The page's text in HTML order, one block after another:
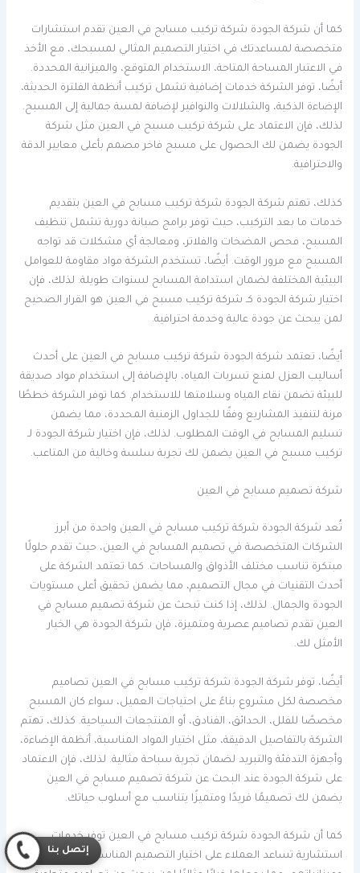
كما أن شركة الجودة شركة تركيب مسابح في العين تقدم استشارات
متخصصة لمساعدتك في اختيار التصميم المثالي لمسبحك، مع الأخذ
في الاعتبار المساحة المتاحة، الاستخدام المتوقع، والميزانية المحددة.
أيضًا، توفر الشركة خدمات إضافية تشمل تركيب أنظمة الفلترة الحديثة،
الإضاءة الذكية، والشلالات والنوافير لإضافة لمسة جمالية إلى المسبح.
لذلك، فإن الاعتماد على شركة تركيب مسبح في العين مثل شركة
الجودة يضمن لك الحصول على مسبح فاخر مصمم بأعلى معايير الدقة
والاحترافية.
كذلك، تهتم شركة الجودة شركة تركيب مسابح في العين بتقديم
خدمات ما بعد التركيب، حيث توفر برامج صيانة دورية تشمل تنظيف
المسبح، فحص المضخات والفلاتر، ومعالجة أي مشكلات قد تواجه
المسبح مع مرور الوقت. أيضًا، تستخدم الشركة مواد مقاومة للعوامل
البيئية المختلفة لضمان استدامة المسابح لسنوات طويلة. لذلك، فإن
اختيار شركة الجودة كـ شركة تركيب مسبح في العين هو القرار الصحيح
لمن يبحث عن جودة عالية وخدمة احترافية.
أيضًا، تعتمد شركة الجودة شركة تركيب مسابح في العين على أحدث
أساليب العزل لمنع تسربات المياه، بالإضافة إلى استخدام مواد صديقة
للبيئة تضمن نقاء المياه وسلامتها للاستخدام. كما توفر الشركة خططًا
مرنة لتنفيذ المشاريع وفقًا للجداول الزمنية المحددة، مما يضمن
تسليم المسابح في الوقت المطلوب. لذلك، فإن اختيار شركة الجودة لـ
تركيب مسبح في العين يضمن لك تجربة سلسة وخالية من المتاعب.
شركة تصميم مسابح في العين
تُعد شركة الجودة شركة تركيب مسابح في العين واحدة من أبرز
الشركات المتخصصة في تصميم المسابح في العين، حيث تقدم حلولًا
مبتكرة تناسب مختلف الأذواق والمساحات. كما تعتمد الشركة على
أحدث التقنيات في مجال التصميم، مما يضمن تحقيق أعلى مستويات
الجودة والجمال. لذلك، إذا كنت تبحث عن شركة تصميم مسابح في
العين تقدم تصاميم عصرية ومتميزة، فإن شركة الجودة هي الخيار
الأمثل لك.
أيضًا، توفر شركة الجودة شركة تركيب مسابح في العين تصاميم
مخصصة لكل مشروع بناءً على احتياجات العميل، سواء كان المسبح
مخصصًا للفلل، الحدائق، الفنادق، أو المنتجعات السياحية. كذلك، تهتم
الشركة بالتفاصيل الدقيقة، مثل اختيار المواد المناسبة، أنظمة الإضاءة،
وأجهزة التدفئة والتبريد لضمان تجربة سباحة مثالية. لذلك، فإن الاعتماد
على شركة الجودة عند البحث عن شركة تصميم مسابح في العين
يضمن لك تصميمًا فريدًا ومتميزًا يتناسب مع أسلوب حياتك.
كما أن شركة الجودة شركة تركيب مسابح في العين توفر خدمات
استشارية تساعد العملاء على اختيار التصميم المناسب لمساحاتهم
إتصل بنا